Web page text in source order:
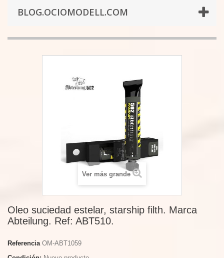
BLOG.OCIOMODELL.COM
Ver más grande
Oleo suciedad estelar, starship filth. Marca
Abteilung. Ref: ABT510.
Referencia OM-ABT1059